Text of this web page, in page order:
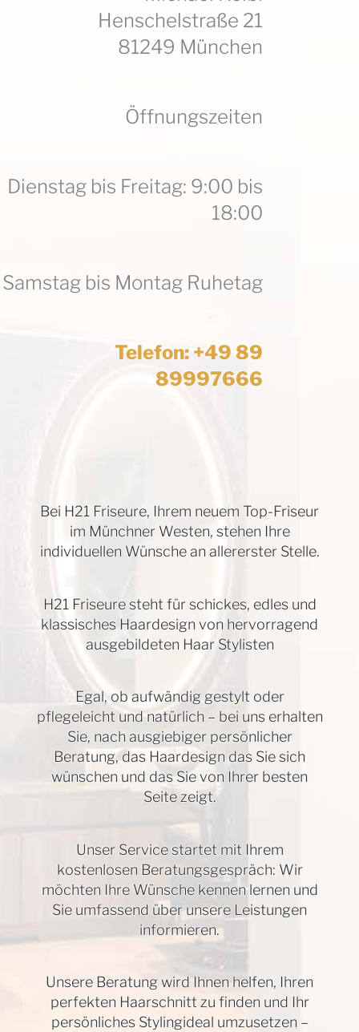
Henschelstraße 21
81249 München
Öffnungszeiten
Dienstag bis Freitag: 9:00 bis
18:00
Samstag bis Montag Ruhetag
Telefon: +49 89
89997666
Bei H21 Friseure, Ihrem neuem Top-Friseur
im Münchner Westen, stehen Ihre
individuellen Wünsche an allererster Stelle.
H21 Friseure steht für schickes, edles und
klassisches Haardesign von hervorragend
ausgebildeten Haar Stylisten
Egal, ob aufwändig gestylt oder
pflegeleicht und natürlich – bei uns erhalten
Sie, nach ausgiebiger persönlicher
Beratung, das Haardesign das Sie sich
wünschen und das Sie von Ihrer besten
Seite zeigt.
Unser Service startet mit Ihrem
kostenlosen Beratungsgespräch: Wir
möchten Ihre Wünsche kennen lernen und
Sie umfassend über unsere Leistungen
informieren.
Unsere Beratung wird Ihnen helfen, Ihren
perfekten Haarschnitt zu finden und Ihr
persönliches Stylingideal umzusetzen –